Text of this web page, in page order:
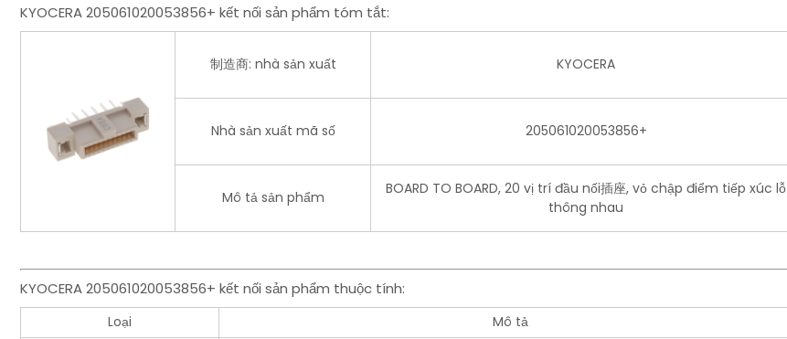
KYOCERA 205061020053856+ kết nối sản phẩm tóm tắt:
制造商: nhà sản xuất KYOCERA
Nhà sản xuất mã số 205061020053856+
Mô tả sản phẩm
BOARD TO BOARD, 20 vị trí đầu nối插座, vỏ chập điểm tiếp xúc lỗ
thông nhau
KYOCERA 205061020053856+ kết nối sản phẩm thuộc tính:
Loại Mô tả